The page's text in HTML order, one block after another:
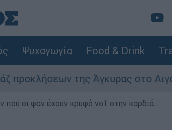
Ψυχαγωγία Food & Drink
της Άγκυρας στο Αιγαίο:
οι φαν έχουν κρυφό νο1 στην καρδιά...